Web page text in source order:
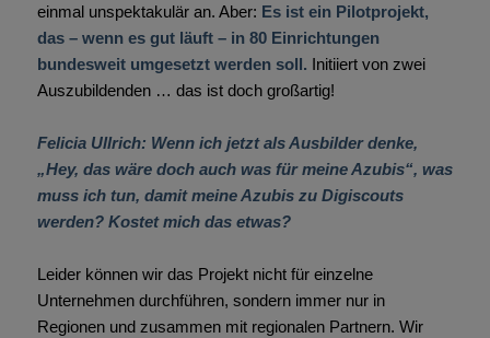
einmal unspektakulär an. Aber: Es ist ein Pilotprojekt,
das – wenn es gut läuft – in 80 Einrichtungen
bundesweit umgesetzt werden soll. Initiiert von zwei
Auszubildenden … das ist doch großartig!
Felicia Ullrich: Wenn ich jetzt als Ausbilder denke,
„Hey, das wäre doch auch was für meine Azubis“, was
muss ich tun, damit meine Azubis zu Digiscouts
werden? Kostet mich das etwas?
Leider können wir das Projekt nicht für einzelne
Unternehmen durchführen, sondern immer nur in
Regionen und zusammen mit regionalen Partnern. Wir